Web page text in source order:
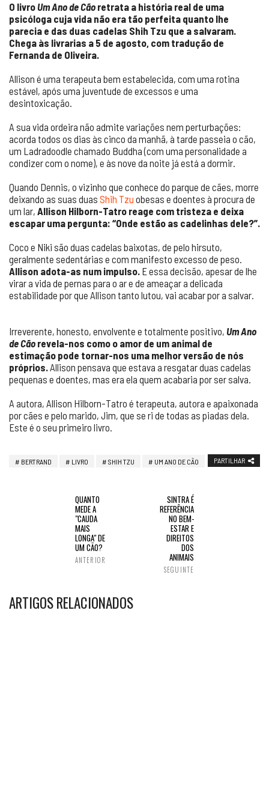
O livro Um Ano de Cão retrata a história real de uma
psicóloga cuja vida não era tão perfeita quanto lhe
parecia e das duas cadelas Shih Tzu que a salvaram.
Chega às livrarias a 5 de agosto, com tradução de
Fernanda de Oliveira.
Allison é uma terapeuta bem estabelecida, com uma rotina
estável, após uma juventude de excessos e uma
desintoxicação.
A sua vida ordeira não admite variações nem perturbações:
acorda todos os dias às cinco da manhã, à tarde passeia o cão,
um Ladradoodle chamado Buddha (com uma personalidade a
condizer com o nome), e às nove da noite já está a dormir.
Quando Dennis, o vizinho que conhece do parque de cães, morre
deixando as suas duas Shih Tzu obesas e doentes à procura de
um lar, Allison Hilborn-Tatro reage com tristeza e deixa
escapar uma pergunta: “Onde estão as cadelinhas dele?”.
Coco e Niki são duas cadelas baixotas, de pelo hirsuto,
geralmente sedentárias e com manifesto excesso de peso.
Allison adota-as num impulso. E essa decisão, apesar de lhe
virar a vida de pernas para o ar e de ameaçar a delicada
estabilidade por que Allison tanto lutou, vai acabar por a salvar.
Irreverente, honesto, envolvente e totalmente positivo, Um Ano
de Cão revela-nos como o amor de um animal de
estimação pode tornar-nos uma melhor versão de nós
próprios.Allison pensava que estava a resgatar duas cadelas
pequenas e doentes, mas era ela quem acabaria por ser salva.
A autora, Allison Hilborn-Tatro é terapeuta, autora e apaixonada
por cães e pelo marido, Jim, que se ri de todas as piadas dela.
Este é o seu primeiro livro.
BERTRAND LIVRO SHIH TZU UM ANO DE CÃO PARTILHAR
QUANTO
MEDE A
"CAUDA
MAIS
LONGA" DE
UM CÃO?
ANTERIOR
SINTRA É
REFERÊNCIA
NO BEM-
ESTAR E
DIREITOS
DOS
ANIMAIS
SEGUINTE
ARTIGOS RELACIONADOS